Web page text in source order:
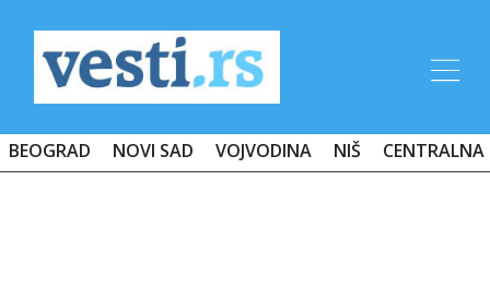
BEOGRAD NOVI SAD VOJVODINA NIŠ CENTRALNA